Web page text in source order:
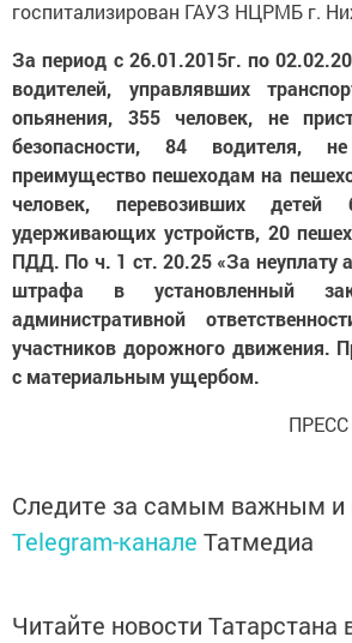
госпитализирован ГАУЗ НЦРМБ г.
За период с 26.01.2015г. по
водителей, управлявших
опьянения, 355 человек, не
безопасности, 84 водителя, не
преимущество пешеходам на
человек, перевозивших детей
удерживающих устройств, 20
ПДД. По ч. 1 ст. 20.25 «За неуплату
штрафа в установленный
административной
участников дорожного движения.
с материальным ущербом.
Следите за самым важным и
Telegram-канале Татмедиа
Читайте новости Татарстана